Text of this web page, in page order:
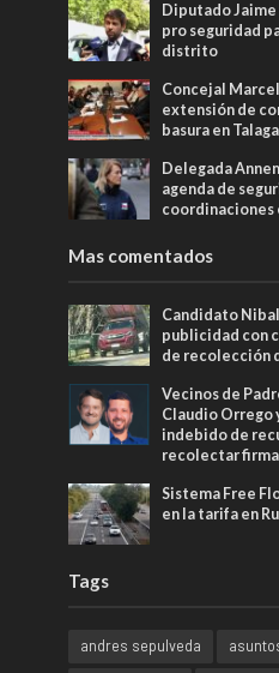
Diputado
pro seguridad
distrito
Concejal
extensión de
basura en
Delegada
agenda de
coordinaciones
Mas comentados
Candidato
publicidad con
de recolección
Vecinos de
Claudio Orrego
indebido de
recolectar
Sistema Free
en la tarifa en
Tags
andres sepulveda